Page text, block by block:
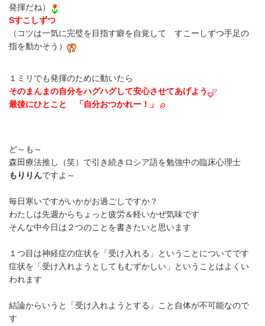
発揮だね）
Sすこしずつ
（コツは一気に完璧を目指す癖を自覚して すこーしずつ手足の
指を動かそう）
１ミリでも発揮のために動いたら
そのまんまの自分をハグハグして安心させてあげよう
最後にひとこと 「自分おつかれー！」
ど～も～
森田療法推し（笑）で引き続きロシア語を勉強中の臨床心理士
もりりんですよ～
毎日寒いですがいかがお過ごしですか？
わたしは先週からちょっと疲労＆軽いかぜ気味です
そんな中今日は２つのことを書きたいと思います
１つ目は神経症の症状を「受け入れる」ということについてです
症状を「受け入れようとしてもむずかしい」ということはよくい
われます
結論からいうと「受け入れようとする」こと自体が不可能なので
す